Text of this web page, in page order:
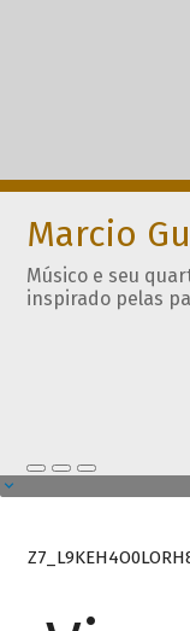
Marcio
Músico e seu
inspirado pelas